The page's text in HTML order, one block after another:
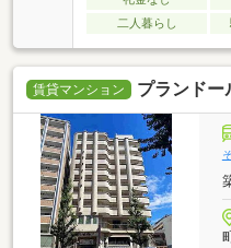
二人暮らし
賃貸マンション プランドー